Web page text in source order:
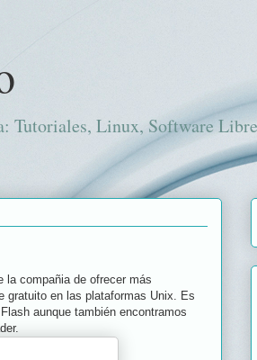
Tutoriales, Linux, Software
la compañia de ofrecer más
gratuito en las plataformas Unix. Es
aunque también encontramos